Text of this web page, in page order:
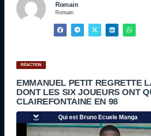
Romain
Romain
RÉACTION
EMMANUEL PETIT REGRETTE
DONT LES SIX JOUEURS ONT
CLAIREFONTAINE EN 98